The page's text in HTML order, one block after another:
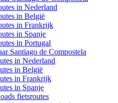
in Nederland
in België
in Frankrijk
in Spanje
in Portugal
Santiago de Compostela
in Nederland
in België
in Frankrijk
in Spanje
fietsroutes